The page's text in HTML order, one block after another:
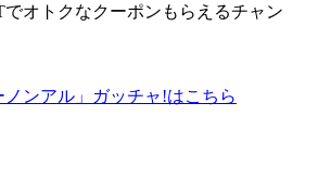
でオトクなクーポンもらえるチャン
ンアル」ガッチャ!はこちら